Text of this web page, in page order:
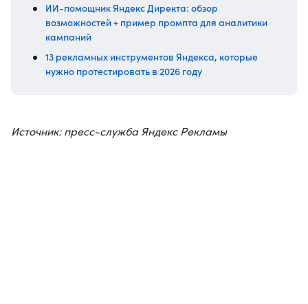
ИИ-помощник Яндекс Директа: обзор
возможностей + пример промпта для аналитики
кампаний
13 рекламных инструментов Яндекса, которые
нужно протестировать в 2026 году
Источник: пресс-служба Яндекс Рекламы